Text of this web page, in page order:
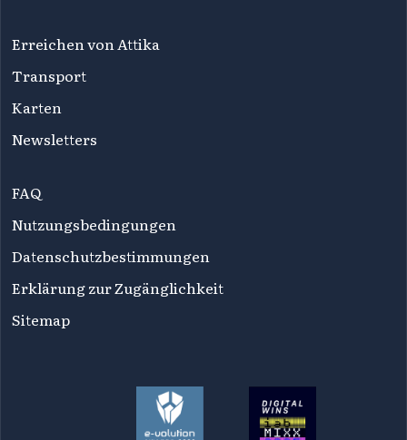
Erreichen von Attika
Transport
Karten
Newsletters
FAQ
Nutzungsbedingungen
Datenschutzbestimmungen
Erklärung zur Zugänglichkeit
Sitemap